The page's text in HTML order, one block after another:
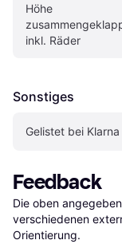
Höhe
inkl. Räder
Sonstiges
Gelistet bei Klarna
Feedback
Die oben
verschiedenen
Orientierung.